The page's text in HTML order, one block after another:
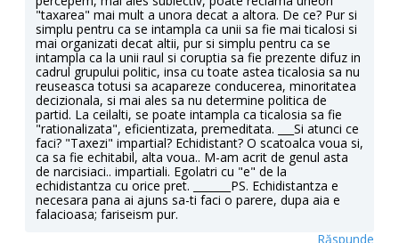
"taxarea" mai mult a unora decat a altora. De ce? Pur si
simplu pentru ca se intampla ca unii sa fie mai ticalosi si
mai organizati decat altii, pur si simplu pentru ca se
intampla ca la unii raul si coruptia sa fie prezente difuz in
cadrul grupului politic, insa cu toate astea ticalosia sa nu
reuseasca totusi sa acapareze conducerea, minoritatea
decizionala, si mai ales sa nu determine politica de
partid. La ceilalti, se poate intampla ca ticalosia sa fie
"rationalizata", eficientizata, premeditata. ___Si atunci ce
faci? "Taxezi" impartial? Echidistant? O scatoalca voua si,
ca sa fie echitabil, alta voua.. M-am acrit de genul asta
de narcisiaci.. impartiali. Egolatri cu "e" de la
echidistantza cu orice pret. _______PS. Echidistantza e
necesara pana ai ajuns sa-ti faci o parere, dupa aia e
falacioasa; fariseism pur.
Răspunde